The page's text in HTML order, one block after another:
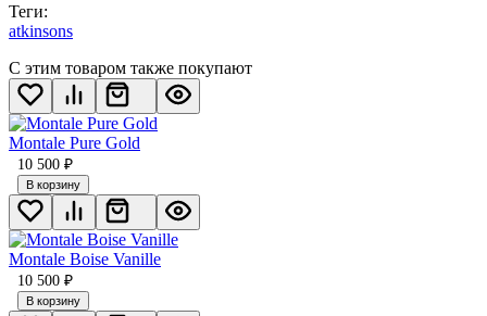
Теги:
atkinsons
С этим товаром также покупают
Montale Pure Gold
10 500 ₽
В корзину
Montale Boise Vanille
10 500 ₽
В корзину